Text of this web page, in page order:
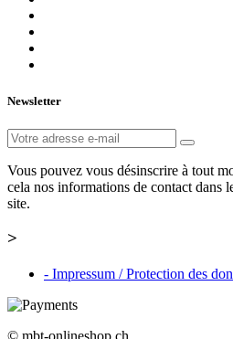
Newsletter
Vous pouvez vous désinscrire à tout
cela nos informations de contact dans
site.
>
- Impressum / Protection des